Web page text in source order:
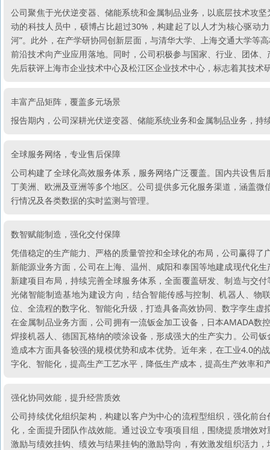
公司聚焦于光伏逆变器、储能系统和金属制品业务，以底层技术攻
动的科技人员中，硕博占比超过30%，构建起了以人才为核心驱动
河”。此外，在产学研协同创新层面，与清华大学、上海交通大学等
前沿技术向产业应用落地。同时，公司积极参与国家、行业、团体
先后获评上海市企业技术中心及松江区企业技术中心，标志着其技
丰富产品矩阵，覆盖多元场景
报告期内，公司深耕光伏逆变器、储能系统业务和金属制品业务，
全球服务网络，专业售后保障
公司构建了全球化高效服务体系，服务网络广泛覆盖。国内共设售
丁美洲、欧洲及亚洲等多个地区。公司提供多元化服务渠道，涵盖
行情况及各类数据的实时监测与管理。
数智赋能制造，强化交付保障
凭借稳定的生产能力、严格的质量管控和全球化的布局，公司赢得了
新能源业务方面，公司在上海、温州、咸阳和泰国等地建成现代化
新建项目布局，持续完善全球服务体系，全面覆盖研发、制造与交
光储智能制造基地为建设方向，结合智能传感与控制、机器人、
位、全流程的数字化、智能化升级，打造具备高效协同、数字孪生
在金属制品业务方面，公司拥有一流钣金加工设备，日本AMADA
焊接机器人、德国瓦格纳的喷涂设备，形成强大的生产实力。公司
造成本方面具备较强的规模优势和成本优势。近年来，在工业4.0的
字化、智能化，提高生产工艺水平，降低生产成本，提高生产效率和
强化协同效能，提升经营质效
公司持续优化组织架构，构建以客户为中心的流程型组织，强化前
化，全面提升团队作战效能。通过设立专项项目组，围绕提质增效
激励与绩效挂钩、绩效与结果挂钩的激励导向，有效激发组织活力